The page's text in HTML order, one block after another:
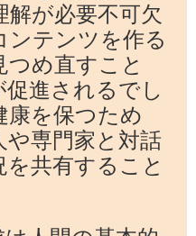
が必要不可欠
ンテンツを作る
つめ直すこと
進されるでし
康を保つため
や専門家と対話
共有すること